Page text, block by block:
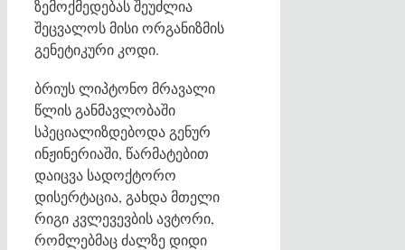
ზემოქმედებას შეუძლია
შეცვალოს მისი ორგანიზმის
გენეტიკური კოდი.
ბრიუს ლიპტონო მრავალი
წლის განმავლობაში
სპეციალიზდებოდა გენურ
ინჟინერიაში, წარმატებით
დაიცვა სადოქტორო
დისერტაცია, გახდა მთელი
რიგი კვლევევბის ავტორი,
რომლებმაც ძალზე დიდი